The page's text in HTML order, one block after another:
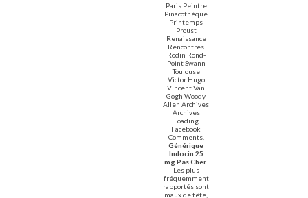
Paris Peintre
Pinacothèque
Printemps
Proust
Renaissance
Rencontres
Rodin Rond-
Point Swann
Toulouse
Victor Hugo
Vincent Van
Gogh Woody
Allen Archives
Archives
Loading
Facebook
Comments,
Générique
Indocin 25
mg Pas Cher
Les plus
fréquemment
rapportés sont
maux de tête,